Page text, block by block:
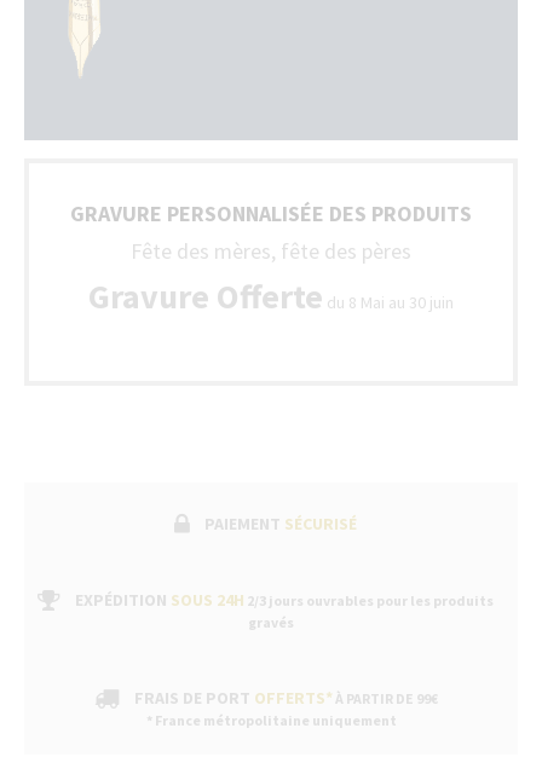
GRAVURE PERSONNALISÉE DES PRODUITS
Fête des mères, fête des pères
Gravure Offerte du 8 Mai au 30 juin
PAIEMENT SÉCURISÉ
EXPÉDITION SOUS 24H 2/3 jours ouvrables pour les produits
gravés
FRAIS DE PORT OFFERTS* À PARTIR DE 99€
* France métropolitaine uniquement